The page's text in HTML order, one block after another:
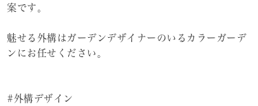
案です。
魅せる外構はガーデンデザイナーのいるカラーガーデ
ンにお任せください。
#外構デザイン